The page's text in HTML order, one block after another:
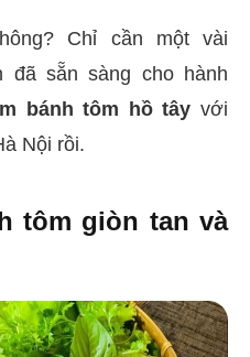
Chỉ cần một vài
đã sẵn sàng cho hành
bánh tôm hồ tây với
Nội rồi.
tôm giòn tan và